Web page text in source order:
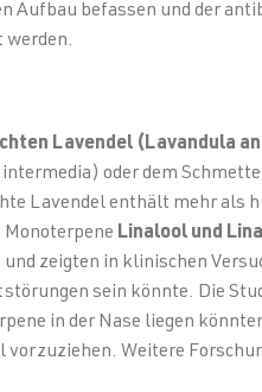
Aufbau befassen und der
werden.
Lavendel (Lavandula
oder dem
Lavendel enthält mehr
Monoterpene Linalool und
zeigten in klinischen
sein könnte. Die
in der Nase liegen
Weitere